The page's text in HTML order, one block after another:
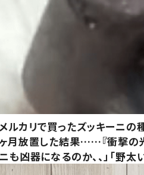
メルカリで買ったズッキーニの
ヶ月放置した結果……『衝撃の
ニも凶器になるのか、、」「野太